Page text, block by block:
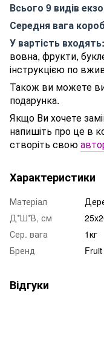
Всього 9 видів
Середня вага
У вартість входять:
вовна, фрукти,
інструкцією по
Також ви можете
подарунка.
Якщо Ви хочете
напишіть про це в
створіть свою
Характеристики
Матеріал
Д*Ш*В, см
Сер. вага
1кг
Бренд
Відгуки